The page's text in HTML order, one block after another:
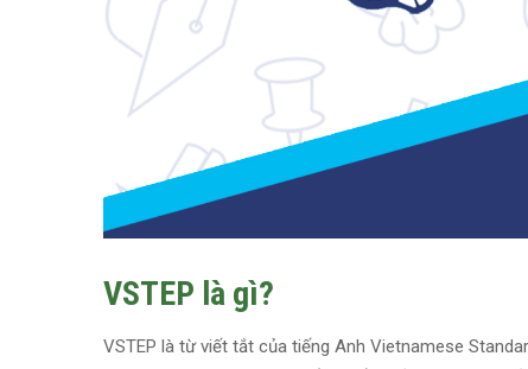
VSTEP là gì?
VSTEP là từ viết tắt của tiếng Anh Vietnamese